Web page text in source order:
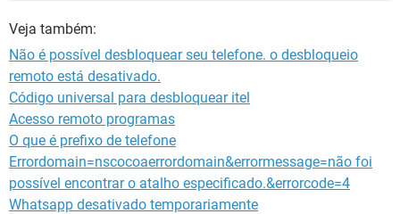
Veja também:
Não é possível desbloquear seu telefone. o desbloqueio
remoto está desativado.
Código universal para desbloquear itel
Acesso remoto programas
O que é prefixo de telefone
Errordomain=nscocoaerrordomain&errormessage=não foi
possível encontrar o atalho especificado.&errorcode=4
Whatsapp desativado temporariamente